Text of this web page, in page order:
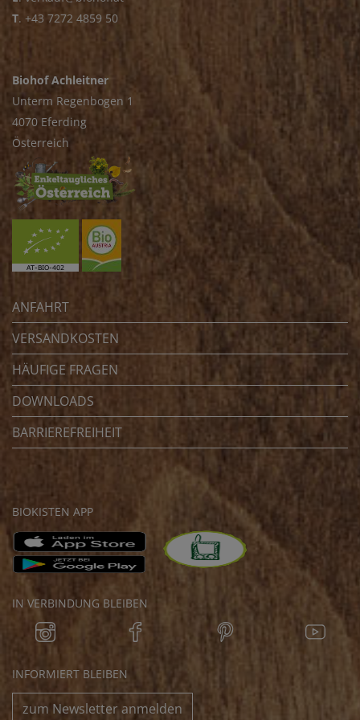
T. +43 7272 4859 50
Biohof Achleitner
Unterm Regenbogen 1
4070 Eferding
Österreich
ANFAHRT
VERSANDKOSTEN
HÄUFIGE FRAGEN
DOWNLOADS
BARRIEREFREIHEIT
BIOKISTEN APP
IN VERBINDUNG BLEIBEN
INFORMIERT BLEIBEN
zum Newsletter anmelden